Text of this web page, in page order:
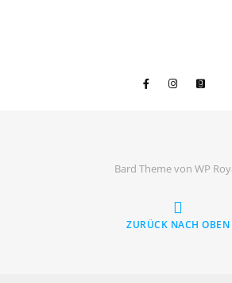
Bard Theme von WP
ZURÜCK NACH OBEN